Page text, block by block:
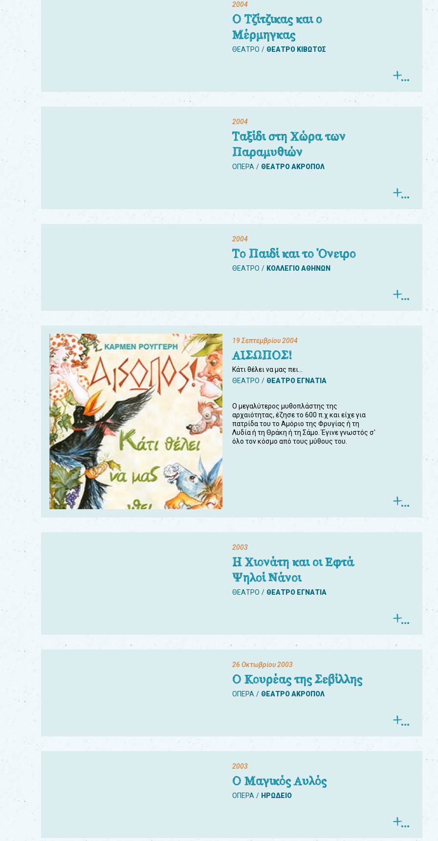
2004
Ο Τζίτζικας και ο
Μέρμηγκας
ΘΕΑΤΡΟ ΘΕΑΤΡΟ ΚΙΒΩΤΟΣ
2004
Ταξίδι στη Χώρα των
Παραμυθιών
ΟΠΕΡΑ ΘΕΑΤΡΟ ΑΚΡΟΠΟΛ
2004
Το Παιδί και το Όνειρο
ΘΕΑΤΡΟ ΚΟΛΛΕΓΙΟ ΑΘΗΝΩΝ
19 Σεπτεμβρίου 2004
ΑΙΣΩΠΟΣ!
Κάτι θέλει να μας πει…
ΘΕΑΤΡΟ
ΘΕΑΤΡΟ ΕΓΝΑΤΙΑ
Ο μεγαλύτερος μυθοπλάστης της
αρχαιότητας, έζησε το 600 π.χ και είχε για
πατρίδα του το Αμόριο της Φρυγίας ή τη
Λυδία ή τη Θράκη ή τη Σάμο. Έγινε γνωστός σ'
όλο τον κόσμο από τους μύθους του.
2003
Η Χιονάτη και οι Εφτά
Ψηλοί Νάνοι
ΘΕΑΤΡΟ ΘΕΑΤΡΟ ΕΓΝΑΤΙΑ
26 Οκτωβρίου 2003
Ο Κουρέας της Σεβίλλης
ΟΠΕΡΑ ΘΕΑΤΡΟ ΑΚΡΟΠΟΛ
2003
Ο Μαγικός Αυλός
ΟΠΕΡΑ ΗΡΩΔΕΙΟ